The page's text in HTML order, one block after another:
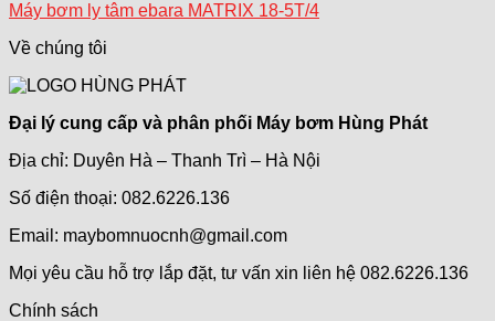
Máy bơm ly tâm ebara MATRIX 18-5T/4
Về chúng tôi
Đại lý cung cấp và phân phối Máy bơm Hùng Phát
Địa chỉ: Duyên Hà – Thanh Trì – Hà Nội
Số điện thoại: 082.6226.136
Email: maybomnuocnh@gmail.com
Mọi yêu cầu hỗ trợ lắp đặt, tư vấn xin liên hệ 082.6226.136
Chính sách